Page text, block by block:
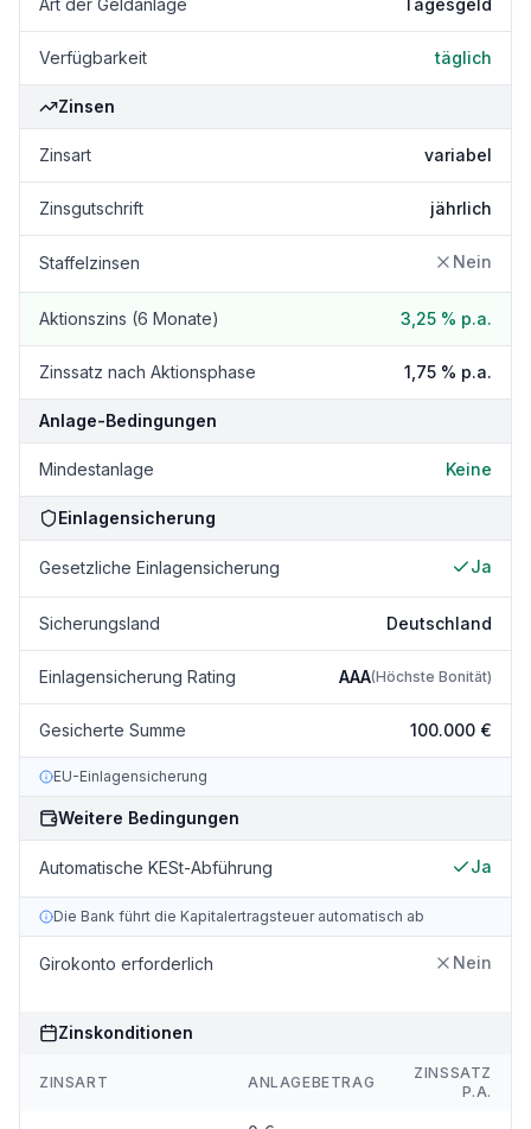
Art der Geldanlage Tagesgeld
Verfügbarkeit täglich
Zinsen
Zinsart variabel
Zinsgutschrift jährlich
Staffelzinsen Nein
Aktionszins (6 Monate) 3,25 % p.a.
Zinssatz nach Aktionsphase 1,75 % p.a.
Anlage-Bedingungen
Mindestanlage Keine
Einlagensicherung
Gesetzliche Einlagensicherung Ja
Sicherungsland Deutschland
Einlagensicherung Rating AAA(Höchste Bonität)
Gesicherte Summe 100.000 €
EU-Einlagensicherung
Weitere Bedingungen
Automatische KESt-Abführung Ja
Die Bank führt die Kapitalertragsteuer automatisch ab
Girokonto erforderlich Nein
Zinskonditionen
ZINSART ANLAGEBETRAG
ZINSSATZ
P.A.